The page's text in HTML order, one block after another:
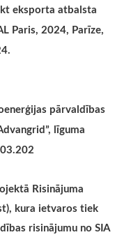
eksporta atbalsta
Paris, 2024, Parīze,
pārvaldības
līguma
Risinājuma
kura ietvaros tiek
risinājumu no SIA